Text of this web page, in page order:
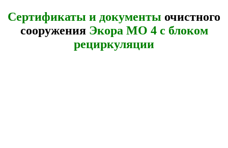
Сертификаты и документы очистного
сооружения Экора МО 4 с блоком
рециркуляции